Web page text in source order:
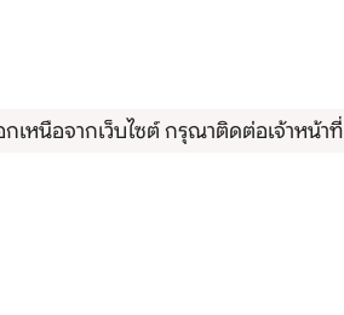
เหนือจากเว็บไซต์ กรุณาติดต่อเจ้าหน้าที่